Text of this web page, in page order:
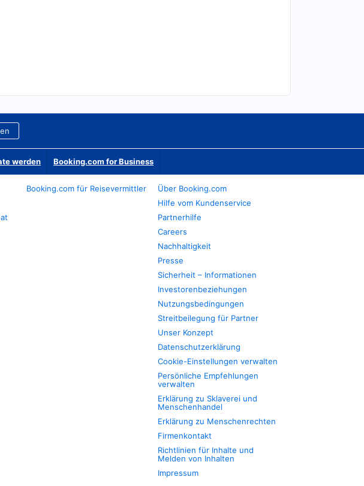
werden Booking.com for Business
Booking.com für Reisevermittler
Über Booking.com
Hilfe vom Kundenservice
Partnerhilfe
Careers
Nachhaltigkeit
Presse
Sicherheit – Informationen
Investorenbeziehungen
Nutzungsbedingungen
Streitbeilegung für Partner
Unser Konzept
Datenschutzerklärung
Cookie-Einstellungen verwalten
Persönliche Empfehlungen
verwalten
Erklärung zu Sklaverei und
Menschenhandel
Erklärung zu Menschenrechten
Firmenkontakt
Richtlinien für Inhalte und
Melden von Inhalten
Impressum